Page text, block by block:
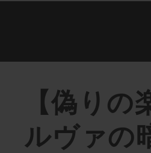
【偽り
ルヴァの